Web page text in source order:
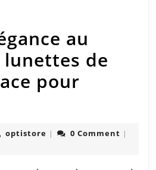
au
de
pour
optistore optistore
| 0 Comment |